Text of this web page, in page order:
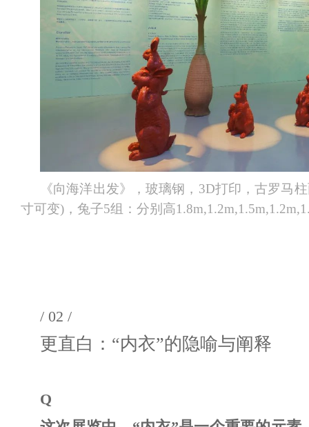
《向海洋出发》，玻璃钢，3D打印，古罗马
寸可变)，兔子5组：分别高
/ 02 /
更直白：“内衣”的隐喻与阐释
Q